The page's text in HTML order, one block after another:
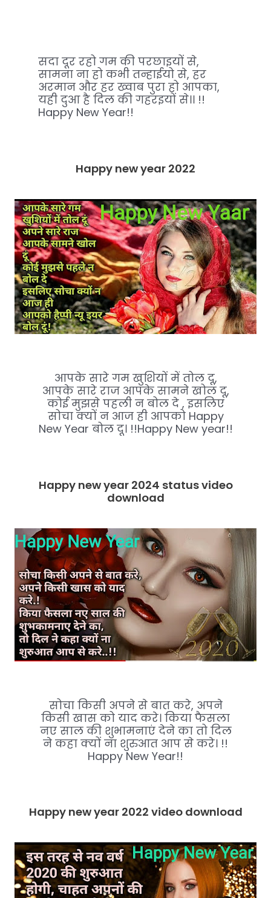
सदा दूर रहो गम की परछाइयों से,
सामना ना हो कभी तन्हाईयो से, हर
अरमान और हर ख्वाब पुरा हो आपका,
यही दुआ है दिल की गहरइयों से।। !!
Happy New Year!!
Happy new year 2022
आपके सारे गम खुशियों में तोल दू,
आपके सारे राज आपके सामने खोल दू,
कोई मुझसे पहली न बोल दे , इसलिए
सोचा क्यों न आज ही आपको Happy
New Year बोल दू। !!Happy New year!!
Happy new year 2024 status video
download
सोचा किसी अपने से बात करे, अपने
किसी खास को याद करे। किया फैसला
नए साल की शुभामनाएं देने का तो दिल
ने कहा क्यों ना शुरुआत आप से करे। !!
Happy New Year!!
Happy new year 2022 video download